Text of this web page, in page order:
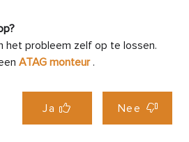
het probleem zelf op te lossen.
ATAG monteur.
Ja Nee